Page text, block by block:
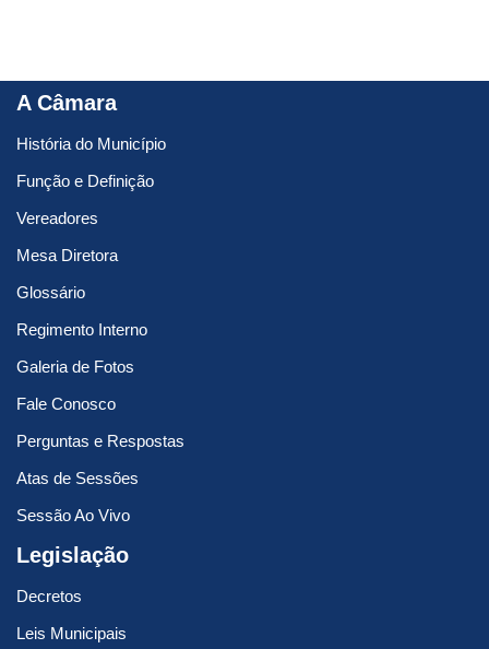
A Câmara
História do Município
Função e Definição
Vereadores
Mesa Diretora
Glossário
Regimento Interno
Galeria de Fotos
Fale Conosco
Perguntas e Respostas
Atas de Sessões
Sessão Ao Vivo
Legislação
Decretos
Leis Municipais